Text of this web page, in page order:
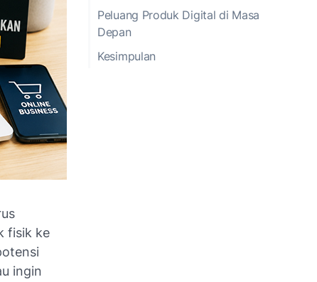
Peluang Produk Digital di Masa
Depan
Kesimpulan
fisik ke
ingin